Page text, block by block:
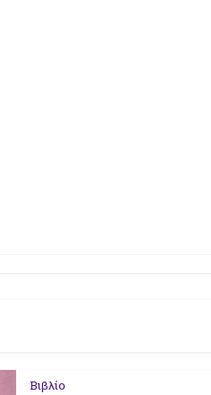
Βιβλίο